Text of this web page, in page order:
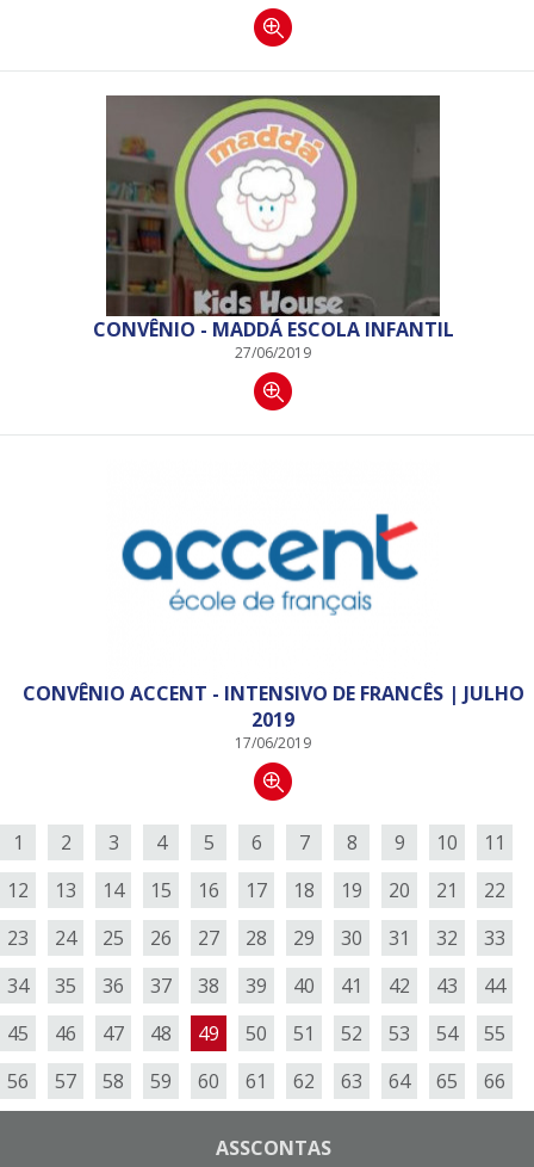
CONVÊNIO - MADDÁ ESCOLA INFANTIL
27/06/2019
CONVÊNIO ACCENT - INTENSIVO DE FRANCÊS | JULHO
2019
17/06/2019
1 2 3 4 5 6 7 8 9 10
11
12
13 14 15 16 17 18 19 20 21
22
23
24 25 26 27 28 29 30 31 32
33
34
35 36 37 38 39 40 41 42 43
44
45
46 47 48 49 50 51 52 53 54
55
56
57 58 59 60 61 62 63 64 65 66
ASSCONTAS